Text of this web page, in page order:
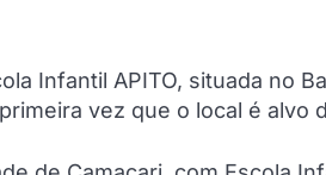
Infantil APITO, situada no
vez que o local é alvo